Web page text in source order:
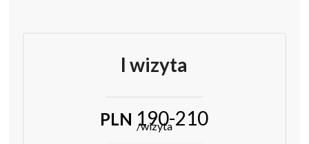
I wizyta
PLN 190-210
/wizyta